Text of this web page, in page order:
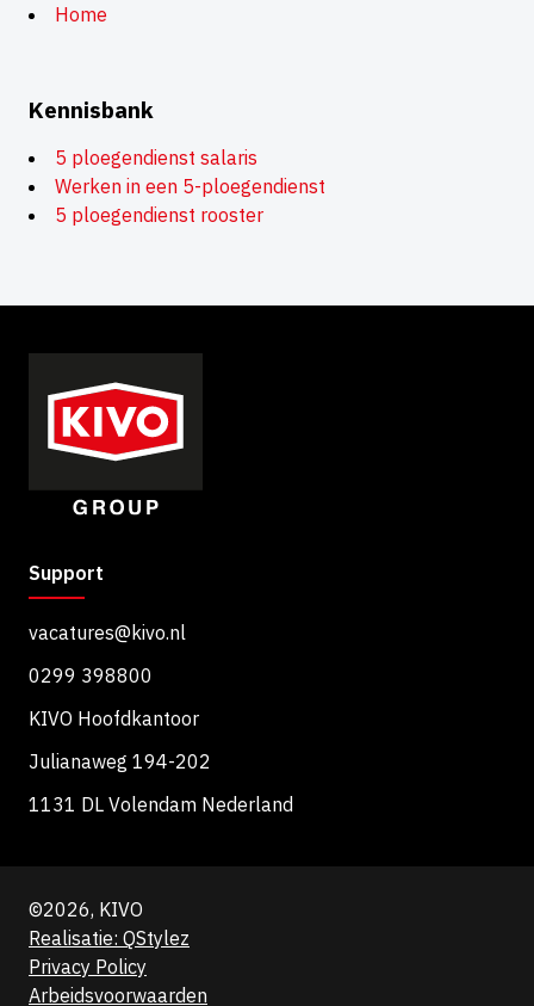
Home
Kennisbank
5 ploegendienst salaris
Werken in een 5-ploegendienst
5 ploegendienst rooster
Support
vacatures@kivo.nl
0299 398800
KIVO Hoofdkantoor
Julianaweg 194-202
1131 DL Volendam Nederland
©2026, KIVO
Realisatie: QStylez
Privacy Policy
Arbeidsvoorwaarden